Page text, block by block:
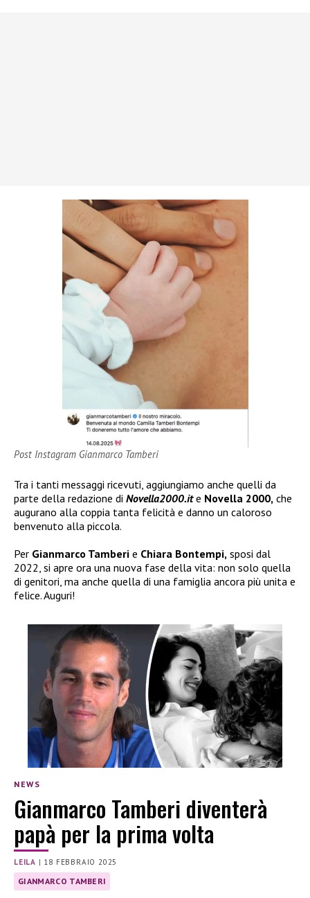
Post Instagram Gianmarco Tamberi
Tra i tanti messaggi ricevuti, aggiungiamo anche quelli da
parte della redazione di Novella2000.ite Novella 2000, che
augurano alla coppia tanta felicità e danno un caloroso
benvenuto alla piccola.
Per Gianmarco Tamberi e Chiara Bontempi, sposi dal
2022, si apre ora una nuova fase della vita: non solo quella
di genitori, ma anche quella di una famiglia ancora più unita e
felice. Auguri!
NEWS
Gianmarco Tamberi diventerà
papà per la prima volta
LEILA | 18 FEBBRAIO 2025
GIANMARCO TAMBERI